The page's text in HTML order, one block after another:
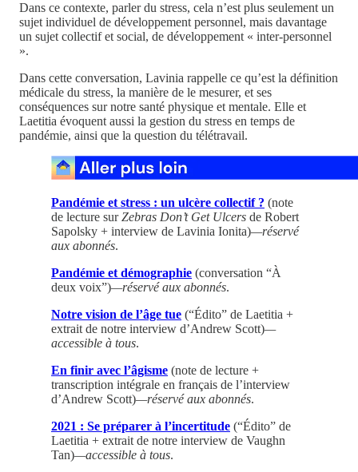
Dans ce contexte, parler du stress, cela n’est plus seulement un
sujet individuel de développement personnel, mais davantage
un sujet collectif et social, de développement « inter-personnel
».
Dans cette conversation, Lavinia rappelle ce qu’est la définition
médicale du stress, la manière de le mesurer, et ses
conséquences sur notre santé physique et mentale. Elle et
Laetitia évoquent aussi la gestion du stress en temps de
pandémie, ainsi que la question du télétravail.
Pandémie et stress : un ulcère collectif ? (note
de lecture surZebras Don’t Get Ulcers de Robert
Sapolsky + interview de Lavinia Ionita)—réservé
aux abonnés.
Pandémie et démographie (conversation “À
deux voix”)—réservé aux abonnés.
Notre vision de l’âge tue (“Édito” de Laetitia +
extrait de notre interview d’Andrew Scott)—
accessible à tous.
En finir avec l’âgisme (note de lecture +
transcription intégrale en français de l’interview
d’Andrew Scott)—réservé aux abonnés.
2021 : Se préparer à l’incertitude (“Édito” de
Laetitia + extrait de notre interview de Vaughn
Tan)—accessible à tous.